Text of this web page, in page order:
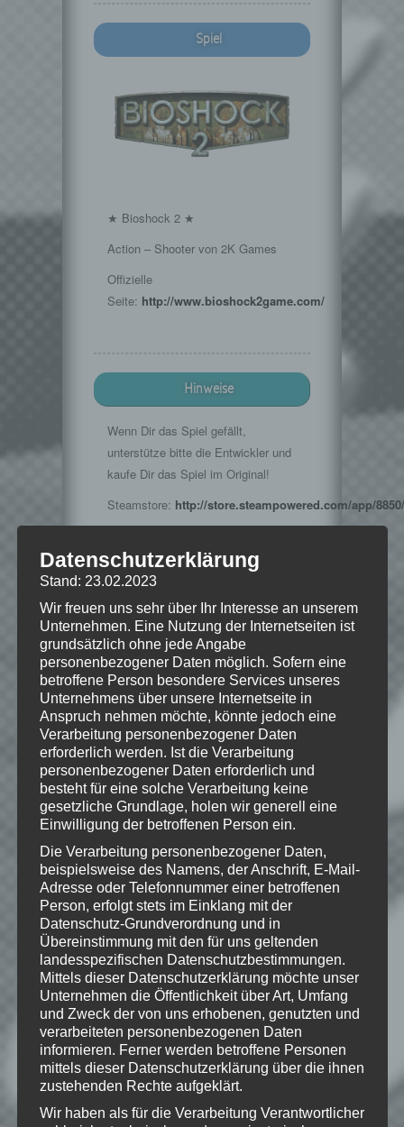
Spiel
★ Bioshock 2 ★
Action – Shooter von 2K Games
Offizielle
Seite: http://www.bioshock2game.com/
Hinweise
Wenn Dir das Spiel gefällt,
unterstütze bitte die Entwickler und
kaufe Dir das Spiel im Original!
Steamstore: http://store.steampowered.com/app/8850/
http://www.teknoaxe.com
Vielen Dank für die Erlaubnis 🙂
© 2002-2013 Take-Two Interactive
Software and its subsidiaries. BioShock,
2K Games, the 2K Games logo, and
Take-Two Interactive Software are all
trademarks and/or registered trademarks
of Take-Two Interactive Software, Inc. All
Rights Reserved
Wie gefällt dir dieser Beitrag?
Klicke hier und lasse
eine Bewertung da!
Schreibe einen Kommentar
Deine E-Mail-Adresse wird nicht
veröffentlicht. Erforderliche Felder
sind mit*markiert
Kommentar*
Datenschutzerklärung
Stand: 23.02.2023
Wir freuen uns sehr über Ihr Interesse an unserem
Unternehmen. Eine Nutzung der Internetseiten ist
grundsätzlich ohne jede Angabe
personenbezogener Daten möglich. Sofern eine
betroffene Person besondere Services unseres
Unternehmens über unsere Internetseite in
Anspruch nehmen möchte, könnte jedoch eine
Verarbeitung personenbezogener Daten
erforderlich werden. Ist die Verarbeitung
personenbezogener Daten erforderlich und
besteht für eine solche Verarbeitung keine
gesetzliche Grundlage, holen wir generell eine
Einwilligung der betroffenen Person ein.
Die Verarbeitung personenbezogener Daten,
beispielsweise des Namens, der Anschrift, E-Mail-
Adresse oder Telefonnummer einer betroffenen
Person, erfolgt stets im Einklang mit der
Datenschutz-Grundverordnung und in
Übereinstimmung mit den für uns geltenden
landesspezifischen Datenschutzbestimmungen.
Mittels dieser Datenschutzerklärung möchte unser
Unternehmen die Öffentlichkeit über Art, Umfang
und Zweck der von uns erhobenen, genutzten und
verarbeiteten personenbezogenen Daten
informieren. Ferner werden betroffene Personen
mittels dieser Datenschutzerklärung über die ihnen
zustehenden Rechte aufgeklärt.
Wir haben als für die Verarbeitung Verantwortlicher